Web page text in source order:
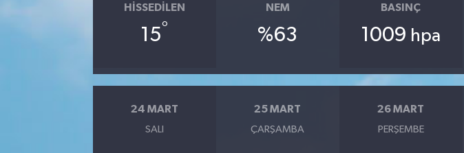
HISSEDILEN
15°
NEM
%63
BASINÇ
1009 hpa
24 MART
SALI
25 MART
ÇARŞAMBA
26 MART
PERŞEMBE